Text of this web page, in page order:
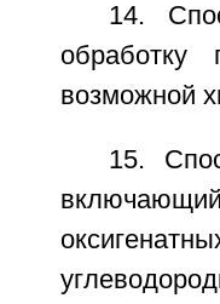
14.
возможной
15.